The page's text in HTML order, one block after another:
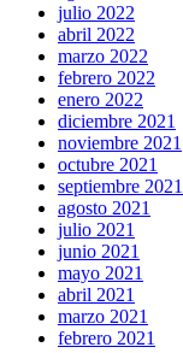
julio 2022
abril 2022
marzo 2022
febrero 2022
enero 2022
diciembre 2021
noviembre 2021
octubre 2021
septiembre 2021
agosto 2021
julio 2021
junio 2021
mayo 2021
abril 2021
marzo 2021
febrero 2021